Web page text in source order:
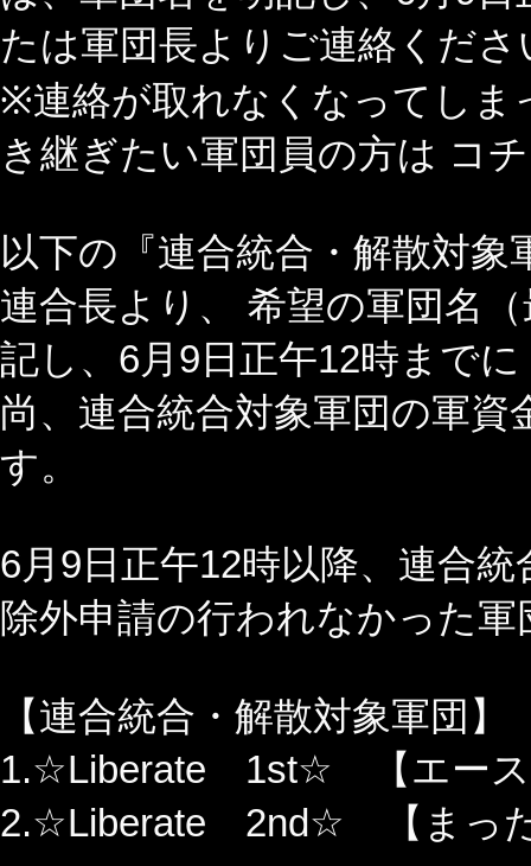
たは軍団長よりご連絡くださ
※連絡が取れなくなってしま
き継ぎたい軍団員の方は コ
以下の『連合統合・解散対
連合長より、 希望の軍団名
記し、6月9日正午12時まで
尚、連合統合対象軍団の軍
す。
6月9日正午12時以降、連合
除外申請の行われなかった
【連合統合・解散対象軍団】
1.☆Liberate 1st☆ 【エース
2.☆Liberate 2nd☆ 【まっ